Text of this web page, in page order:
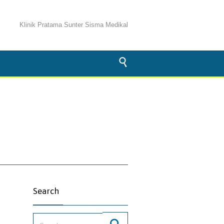
Klinik Pratama Sunter Sisma Medikal

Search